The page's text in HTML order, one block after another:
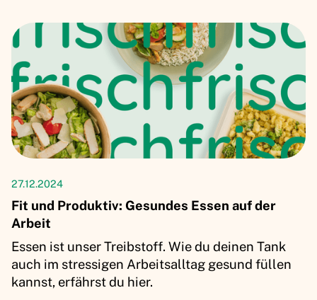
27.12.2024
Fit und Produktiv: Gesundes Essen auf der
Arbeit
‍Essen ist unser Treibstoff. Wie du deinen Tank
auch im stressigen Arbeitsalltag gesund füllen
kannst, erfährst du hier.